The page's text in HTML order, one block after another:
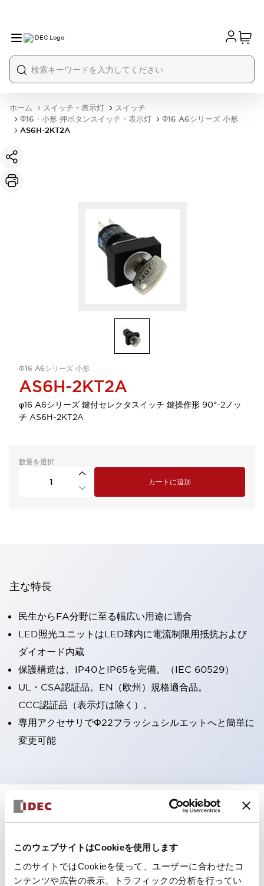
このウェブサイトはCookieを使用します
このサイトではCookieを使って、ユーザーに合わせたコ
ンテンツや広告の表示、トラフィックの分析を行ってい
ホーム スイッチ・表示灯
スイッチ
Φ16・小形 押ボタンスイッチ・表示灯
Φ16 A6シリーズ 小形
AS6H-2KT2A
Φ16 A6シリーズ 小形
AS6H-2KT2A
φ16 A6シリーズ 鍵付セレクタスイッチ 鍵操作形 90°-2ノッ
チ AS6H-2KT2A
数量を選択
カートに追加
主な特長
民生からFA分野に至る幅広い用途に適合
LED照光ユニットはLED球内に電流制限用抵抗および
ダイオード内蔵
保護構造は、IP40とIP65を完備。（IEC 60529）
UL・CSA認証品。EN（欧州）規格適合品。
CCC認証品（表示灯は除く）。
専用アクセサリでΦ22フラッシュシルエットへと簡単に
変更可能
仕様 すべて展開 +
環境仕様